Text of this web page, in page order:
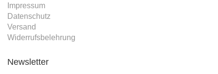
Impressum
Datenschutz
Versand
Widerrufsbelehrung
Newsletter